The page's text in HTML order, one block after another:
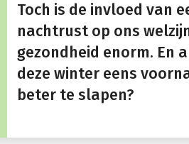
Toch is de invloed van
nachtrust op ons
gezondheid enorm. En
deze winter eens
beter te slapen?